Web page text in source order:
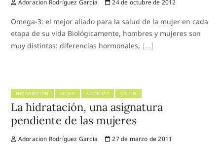
Adoracion Rodríguez García 24 de octubre de 2012
Omega-3: el mejor aliado para la salud de la mujer en cada
etapa de su vida Biológicamente, hombres y mujeres son
muy distintos: diferencias hormonales,
HIDRATACIÓN MUJER NOTICIAS SALUD
La hidratación, una asignatura
pendiente de las mujeres
Adoracion Rodríguez García 27 de marzo de 2011